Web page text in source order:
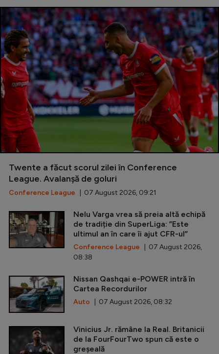
Twente a făcut scorul zilei în Conference
League. Avalanșă de goluri
Conference League | 07 August 2026, 09:21
Nelu Varga vrea să preia altă echipă
de tradiție din SuperLiga: ”Este
ultimul an în care îi ajut CFR-ul”
Conference League | 07 August 2026,
08:38
Nissan Qashqai e-POWER intră în
Cartea Recordurilor
Auto | 07 August 2026, 08:32
Vinicius Jr. rămâne la Real. Britanicii
de la FourFourTwo spun că este o
greșeală